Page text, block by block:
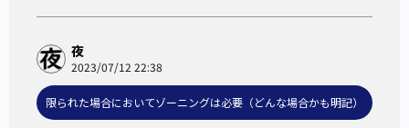
夜
2023/07/12 22:38
限られた場合においてゾーニングは必要（どんな場合かも明記）